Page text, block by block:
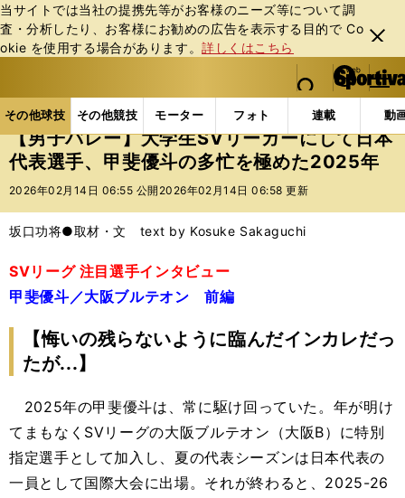
当サイトでは当社の提携先等がお客様のニーズ等について調
査・分析したり、お客様にお勧めの広告を表⽰する⽬的で Co
okie を使⽤する場合があります。詳しくはこちら
閉じ
る
web Sportiva (webスポルティーバ)
検索
マイペ
ー
ジ
メニュ
その他球技 その他競技 モーター フォト 連載 動
ス
ポ
ル
バ
その他球技の記事一覧 バレー 【男子バレー】大学
【男子バレー】大学生SVリーガーにして日本
代表選手、甲斐優斗の多忙を極めた2025年
2026年02月14日 06:55 公開 2026年02月14日 06:58 更新
坂口功将●取材・文 text by Kosuke Sakaguchi
SVリーグ 注目選手インタビュー
甲斐優斗／大阪ブルテオン 前編
【悔いの残らないように臨んだインカレだっ
たが...】
2025年の甲斐優斗は、常に駆け回っていた。年が明け
てまもなくSVリーグの大阪ブルテオン（大阪B）に特別
指定選手として加入し、夏の代表シーズンは日本代表の
一員として国際大会に出場。それが終わると、2025-26